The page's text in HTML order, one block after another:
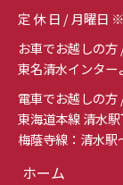
定 休 日 / 月曜日
お車でお越しの方
東名清水インター
電車でお越しの方
東海道本線 清水
梅蔭寺線：清水駅
ホーム